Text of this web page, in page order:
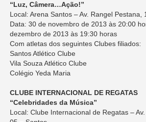
“Luz, Câmera…Ação!”
Local: Arena Santos – Av. Rangel Pestana,
Data: 30 de novembro de 2013 às 20:00
dezembro de 2013 às 19:30 horas
Com atletas dos seguintes Clubes filiados:
Santos Atlético Clube
Vila Souza Atlético Clube
Colégio Yeda Maria
CLUBE INTERNACIONAL DE REGATAS
“Celebridades da Música”
Local: Clube Internacional de Regatas –